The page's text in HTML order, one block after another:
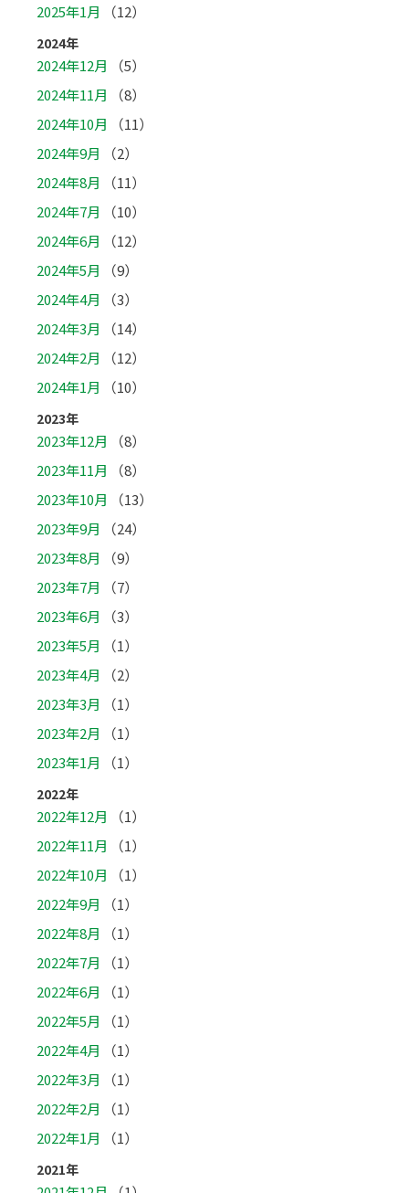
2025年1月
（12）
2024年
2024年12月
（5）
2024年11月
（8）
2024年10月
（11）
2024年9月
（2）
2024年8月
（11）
2024年7月
（10）
2024年6月
（12）
2024年5月
（9）
2024年4月
（3）
2024年3月
（14）
2024年2月
（12）
2024年1月
（10）
2023年
2023年12月
（8）
2023年11月
（8）
2023年10月
（13）
2023年9月
（24）
2023年8月
（9）
2023年7月
（7）
2023年6月
（3）
2023年5月
（1）
2023年4月
（2）
2023年3月
（1）
2023年2月
（1）
2023年1月
（1）
2022年
2022年12月
（1）
2022年11月
（1）
2022年10月
（1）
2022年9月
（1）
2022年8月
（1）
2022年7月
（1）
2022年6月
（1）
2022年5月
（1）
2022年4月
（1）
2022年3月
（1）
2022年2月
（1）
2022年1月
（1）
2021年